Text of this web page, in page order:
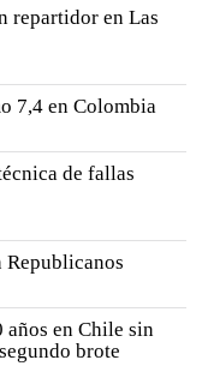
repartidor en Las
7,4 en Colombia
de fallas
años en Chile sin
brote